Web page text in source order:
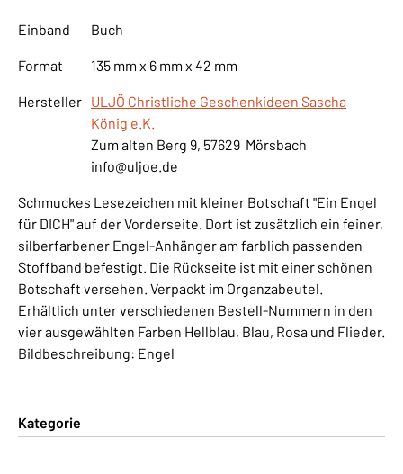
Einband Buch
Format 135 mm x 6 mm x 42 mm
Hersteller ULJÖ Christliche Geschenkideen Sascha
König e.K.
Zum alten Berg 9, 57629 Mörsbach
info@uljoe.de
Schmuckes Lesezeichen mit kleiner Botschaft "Ein Engel
für DICH" auf der Vorderseite. Dort ist zusätzlich ein feiner,
silberfarbener Engel-Anhänger am farblich passenden
Stoffband befestigt. Die Rückseite ist mit einer schönen
Botschaft versehen. Verpackt im Organzabeutel.
Erhältlich unter verschiedenen Bestell-Nummern in den
vier ausgewählten Farben Hellblau, Blau, Rosa und Flieder.
Bildbeschreibung: Engel
Kategorie